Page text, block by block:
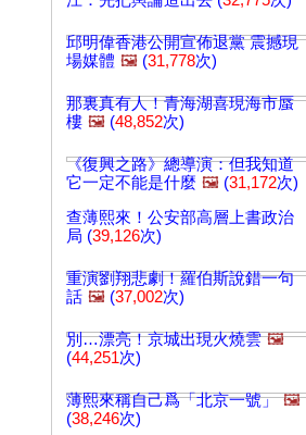
邱明偉香港公開宣佈退黨 震撼現
場媒體 🖼️ (31,778次)
那裏真有人！青海湖喜現海市蜃
樓 🖼️ (48,852次)
《復興之路》總導演：但我知道
它一定不能是什麼 🖼️ (31,172次)
查薄熙來！公安部高層上書政治
局 (39,126次)
重演劉翔悲劇！羅伯斯說錯一句
話 🖼️ (37,002次)
別…漂亮！京城出現火燒雲 🖼️
(44,251次)
薄熙來稱自己爲「北京一號」 🖼️
(38,246次)